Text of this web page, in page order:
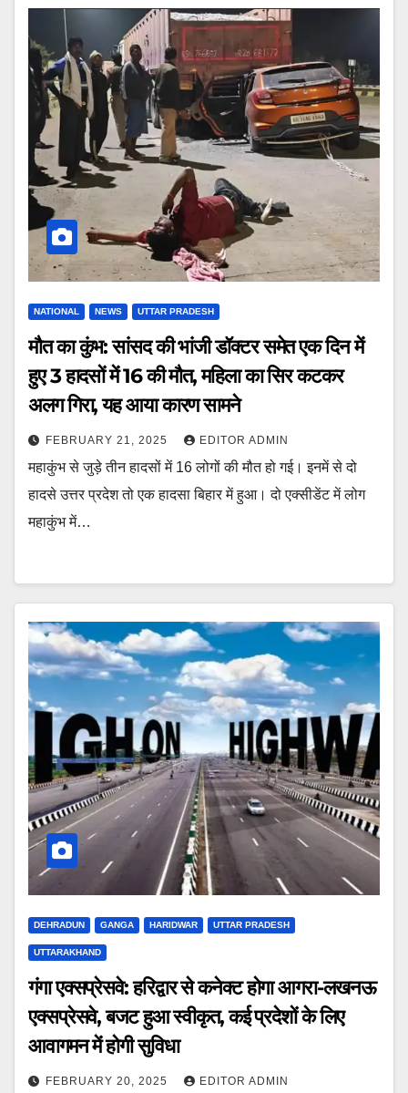
NATIONAL NEWS UTTAR PRADESH
मौत का कुंभ: सांसद की भांजी डॉक्टर समेत एक दिन में
हुए 3 हादसों में 16 की मौत, महिला का सिर कटकर
अलग गिरा, यह आया कारण सामने
FEBRUARY 21, 2025 EDITOR ADMIN
महाकुंभ से जुड़े तीन हादसों में 16 लोगों की मौत हो गई। इनमें से दो
हादसे उत्तर प्रदेश तो एक हादसा बिहार में हुआ। दो एक्सीडेंट में लोग
महाकुंभ में…
DEHRADUN GANGA HARIDWAR UTTAR PRADESH
UTTARAKHAND
गंगा एक्सप्रेसवे: हरिद्वार से कनेक्ट होगा आगरा-लखनऊ
एक्सप्रेसवे, बजट हुआ स्वीकृत, कई प्रदेशों के लिए
आवागमन में होगी सुविधा
FEBRUARY 20, 2025 EDITOR ADMIN